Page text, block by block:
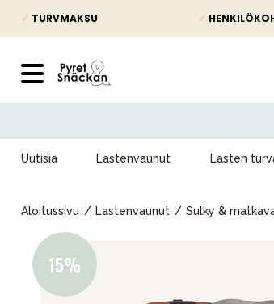
✓ TURVMAKSU ✓
Uutisia Lastenvaunut Lasten
Aloitussivu Lastenvaunut Sulky &